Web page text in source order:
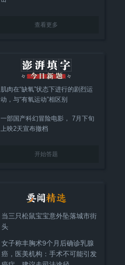
查看更多
肌肉在“缺氧”状态下进行的剧烈运
动，与“有氧运动”相区别
一部国产科幻冒险电影， 7月下旬
上映2天宣布撤档
开始答题
当三只松鼠宝宝意外坠落城市街
头
女子称丰胸术9个月后确诊乳腺
癌，医美机构：手术不可能引发